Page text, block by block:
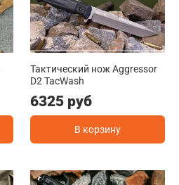
Тактический нож Aggressor
D2 TacWash
6325 руб
В корзину